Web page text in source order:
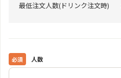
お客様の声
最低注文人数(ドリンク注文時)
人数